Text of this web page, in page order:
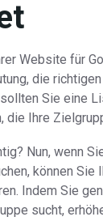
Website für
die
Sie eine
die Ihre
Nun, wenn
können Sie
Indem Sie
sucht,